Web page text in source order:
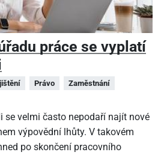
práce se vyplatí
Právo
Zaměstnání
se velmi často nepodaří najít nové
výpovědní lhůty. V takovém
po skončení pracovního